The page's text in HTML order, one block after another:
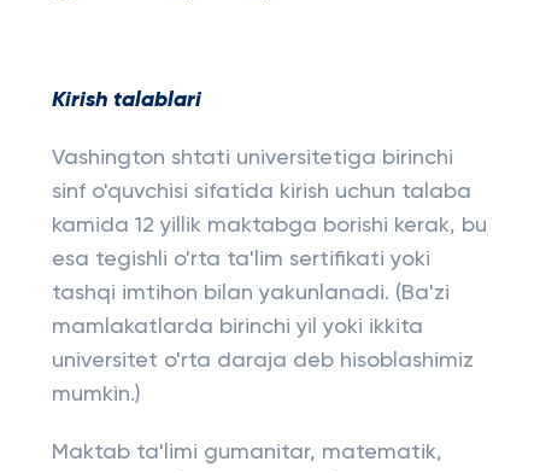
Kirish talablari
Vashington shtati universitetiga birinchi
sinf o'quvchisi sifatida kirish uchun talaba
kamida 12 yillik maktabga borishi kerak, bu
esa tegishli o'rta ta'lim sertifikati yoki
tashqi imtihon bilan yakunlanadi. (Ba'zi
mamlakatlarda birinchi yil yoki ikkita
universitet o'rta daraja deb hisoblashimiz
mumkin.)
Maktab ta'limi gumanitar, matematik,